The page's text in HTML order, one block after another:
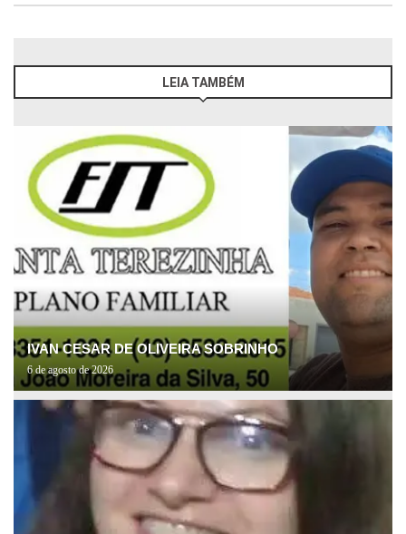
LEIA TAMBÉM
IVAN CESAR DE OLIVEIRA SOBRINHO
6 de agosto de 2026